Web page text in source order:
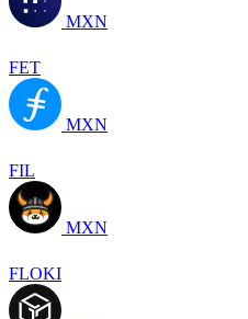
MXN
FET
MXN
FIL
MXN
FLOKI